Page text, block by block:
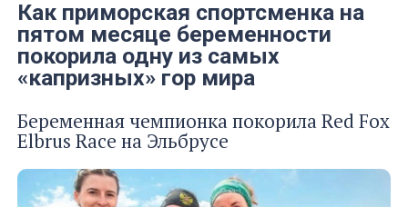
Как приморская спортсменка на
пятом месяце беременности
покорила одну из самых
«капризных» гор мира
Беременная чемпионка покорила Red Fox
Elbrus Race на Эльбрусе